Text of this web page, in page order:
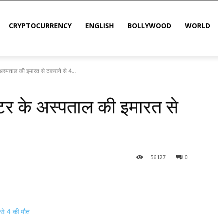
CRYPTOCURRENCY ENGLISH BOLLYWOOD WORLD
की इमारत से टकराने से 4...
के अस्पताल की इमारत से
0
56127